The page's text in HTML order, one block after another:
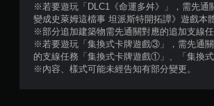
※若要遊玩「DLC1《命運多舛》」，需先通
變成史萊姆這檔事 坦派斯特開拓譚》遊戲本體
※部分追加建築物需先通關對應的追加支線任
※若要遊玩「集換式卡牌遊戲③」，需先通
的支線任務「集換式卡牌遊戲①」、「集換
※內容、樣式可能未經告知有部分變更。